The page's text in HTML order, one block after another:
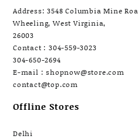
Address: 3548 Columbia Mine
Wheeling, West Virginia,
26003
Contact : 304-559-3023
304-650-2694
E-mail : shopnow@store.com
contact@top.com
Offline Stores
Delhi